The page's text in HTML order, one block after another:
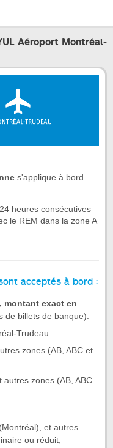
Aéroport Montréal-
s'applique à bord
heures consécutives
le REM dans la zone A
acceptés à bord :
montant exact en
de billets de banque).
Trudeau
zones (AB, ABC et
zones (AB, ABC
et autres
ou réduit;